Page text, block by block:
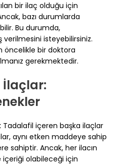
bir ilaç olduğu için
bazı durumlarda
Bu durumda,
verilmesini isteyebilirsiniz.
öncelikle bir doktora
gerekmektedir.
İlaçlar:
Tadalafil içeren başka ilaçlar
aynı etken maddeye sahip
sahiptir. Ancak, her ilacın
içeriği olabileceği için